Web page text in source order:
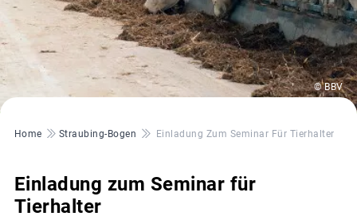
© BBV
Pfadnavigation
Home Straubing-Bogen Einladung Zum Seminar Für Tierhalter
Einladung zum Seminar für
Tierhalter